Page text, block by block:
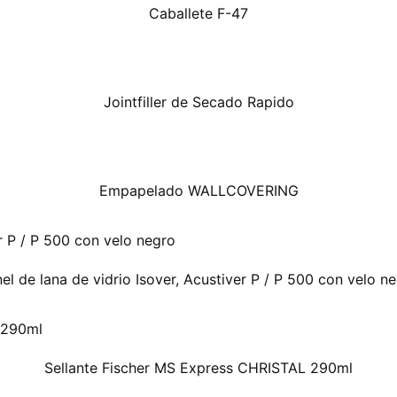
Caballete F-47
Jointfiller de Secado Rapido
Empapelado WALLCOVERING
de lana de vidrio Isover, Acustiver P / P 500 con velo
Sellante Fischer MS Express CHRISTAL 290ml